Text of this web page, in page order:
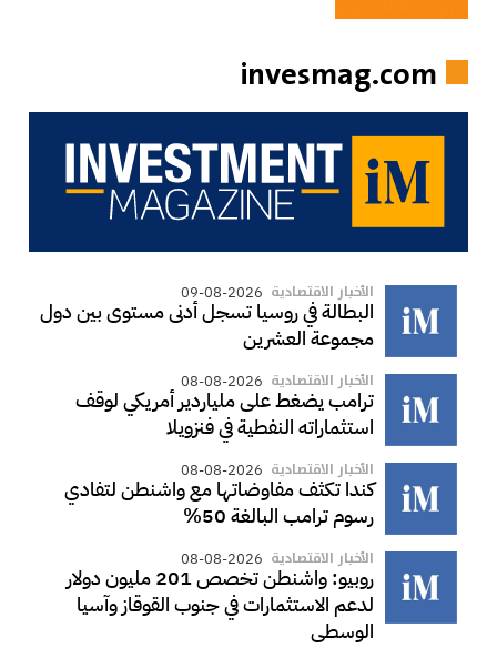
invesmag.com
الأخبار الاقتصادية 09-08-2026
البطالة في روسيا تسجل أدنى مستوى بين دول
مجموعة العشرين
الأخبار الاقتصادية 08-08-2026
ترامب يضغط على ملياردير أمريكي لوقف
استثماراته النفطية في فنزويلا
الأخبار الاقتصادية 08-08-2026
كندا تكثف مفاوضاتها مع واشنطن لتفادي
رسوم ترامب البالغة 50%
الأخبار الاقتصادية 08-08-2026
روبيو: واشنطن تخصص 201 مليون دولار
لدعم الاستثمارات في جنوب القوقاز وآسيا
الوسطى